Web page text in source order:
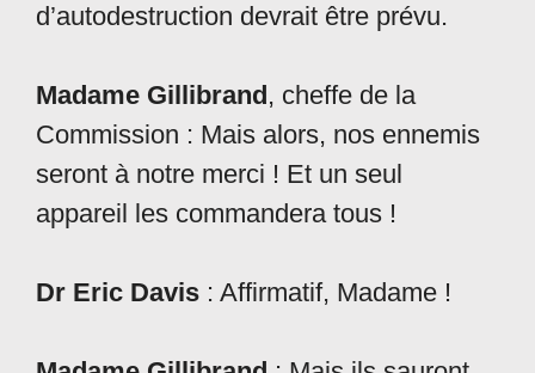
d’autodestruction devrait être prévu.
Madame Gillibrand , cheffe de la
Commission : Mais alors, nos ennemis
seront à notre merci ! Et un seul
appareil les commandera tous !
Dr Eric Davis : Affirmatif, Madame !